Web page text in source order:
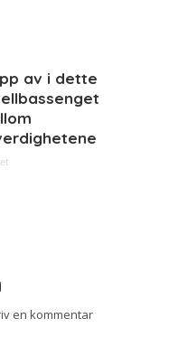
av i dette
en kommentar